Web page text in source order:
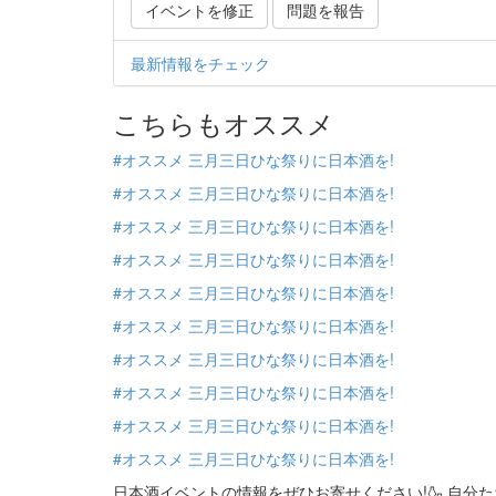
イベントを修正 問題を報告
最新情報をチェック
こちらもオススメ
#オススメ 三月三日ひな祭りに日本酒を!
#オススメ 三月三日ひな祭りに日本酒を!
#オススメ 三月三日ひな祭りに日本酒を!
#オススメ 三月三日ひな祭りに日本酒を!
#オススメ 三月三日ひな祭りに日本酒を!
#オススメ 三月三日ひな祭りに日本酒を!
#オススメ 三月三日ひな祭りに日本酒を!
#オススメ 三月三日ひな祭りに日本酒を!
#オススメ 三月三日ひな祭りに日本酒を!
#オススメ 三月三日ひな祭りに日本酒を!